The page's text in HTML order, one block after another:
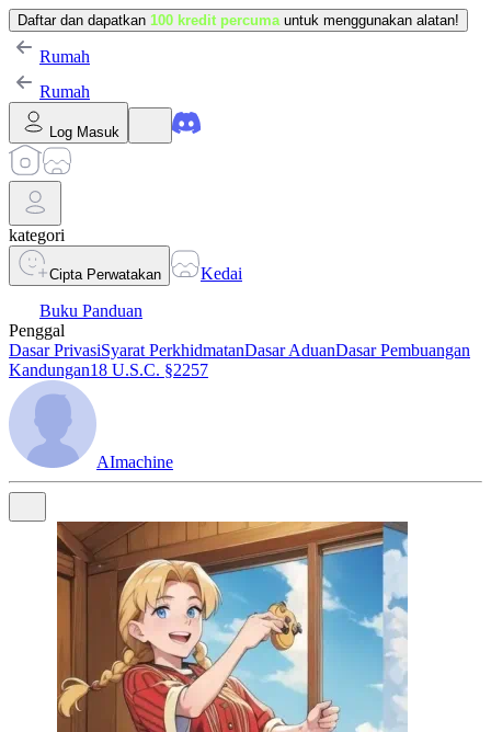
Daftar dan dapatkan 100 kredit percuma untuk menggunakan alatan!
Rumah
Rumah
Log Masuk
kategori
Cipta Perwatakan
Kedai
Buku Panduan
Penggal
Dasar PrivasiSyarat PerkhidmatanDasar AduanDasar Pembuangan
Kandungan18 U.S.C. §2257
AImachine